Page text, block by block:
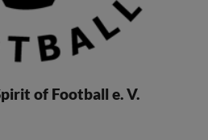
of Football e. V.